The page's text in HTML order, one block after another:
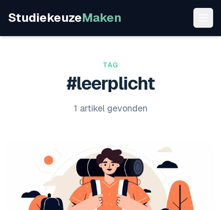
StudiekeuzeMaken
TAG
#leerplicht
1 artikel gevonden